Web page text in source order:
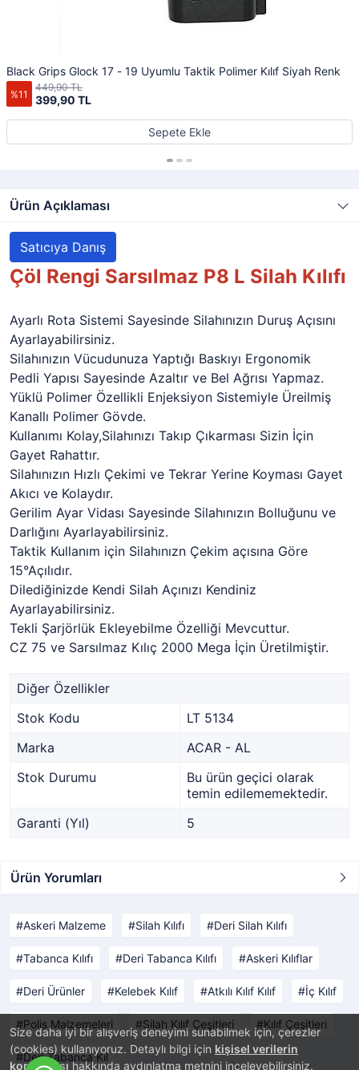
Size daha iyi bir alışveriş deneyimi sunabilmek için, çerezler
(cookies) kullanıyoruz. Detaylı bilgi için kişisel verilerin
korunmasıhakkında aydınlatma metnini inceleyebilirsiniz.
Black Grips Glock 17 - 19 Uyumlu Taktik Polimer Kılıf Siyah Renk
%11 399,90 TL
449,90 TL
Sepete Ekle
Ürün Açıklaması
Satıcıya Danış
Çöl Rengi Sarsılmaz P8 L Silah Kılıfı
Ayarlı Rota Sistemi Sayesinde Silahınızın Duruş Açısını
Ayarlayabilirsiniz.
Silahınızın Vücudunuza Yaptığı Baskıyı Ergonomik
Pedli Yapısı Sayesinde Azaltır ve Bel Ağrısı Yapmaz.
Yüklü Polimer Özellikli Enjeksiyon Sistemiyle Üreilmiş
Kanallı Polimer Gövde.
Kullanımı Kolay,Silahınızı Takıp Çıkarması Sizin İçin
Gayet Rahattır.
Silahınızın Hızlı Çekimi ve Tekrar Yerine Koyması Gayet
Akıcı ve Kolaydır.
Gerilim Ayar Vidası Sayesinde Silahınızın Bolluğunu ve
Darlığını Ayarlayabilirsiniz.
Taktik Kullanım için Silahınızn Çekim açısına Göre
15°Açılıdır.
Dilediğinizde Kendi Silah Açınızı Kendiniz
Ayarlayabilirsiniz.
Tekli Şarjörlük Ekleyebilme Özelliği Mevcuttur.
CZ 75 ve Sarsılmaz Kılıç 2000 Mega İçin Üretilmiştir.
Diğer Özellikler
Stok Kodu
LT 5134
Marka
ACAR - AL
Stok Durumu
Bu ürün geçici olarak
temin edilememektedir.
Garanti (Yıl)
5
Ürün Yorumları
Askeri Malzeme Silah Kılıfı Deri Silah Kılıfı
Tabanca Kılıfı Deri Tabanca Kılıfı Askeri Kılıflar
Deri Ürünler Kelebek Kılıf Atkılı Kılıf Kılıf İç Kılıf
Polis Malzemeleri Silah Kılıf Çeşitleri Kılıf Çeşitleri
Deri Tabanca Kıl